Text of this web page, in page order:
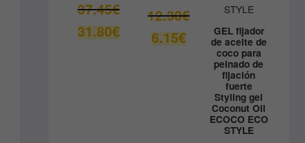
37.45€El
original
31.80€El
precio
12.30€El
precio
original
12.30€.
6.15€El
precio
GEL fijador
de aceite de
coco para
peinado de
fijación
fuerte
Styling gel
Coconut Oil
ECOCO ECO
STYLE